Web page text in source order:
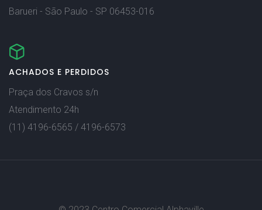
Barueri - São Paulo - SP 06453-016
ACHADOS E PERDIDOS
Praça dos Cravos s/n
Atendimento 24h
(11) 4196-6565 / 4196-6573